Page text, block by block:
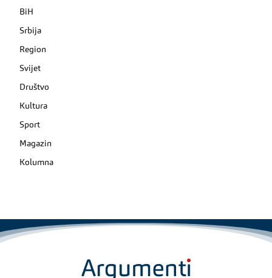
BiH
Srbija
Region
Svijet
Društvo
Kultura
Sport
Magazin
Kolumna